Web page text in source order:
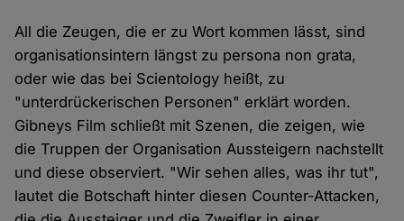
All die Zeugen, die er zu Wort kommen lässt, sind
organisationsintern längst zu persona non grata,
oder wie das bei Scientology heißt, zu
"unterdrückerischen Personen" erklärt worden.
Gibneys Film schließt mit Szenen, die zeigen, wie
die Truppen der Organisation Aussteigern nachstellt
und diese observiert. "Wir sehen alles, was ihr tut",
lautet die Botschaft hinter diesen Counter-Attacken,